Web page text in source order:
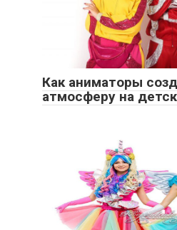
Как аниматоры
атмосферу на